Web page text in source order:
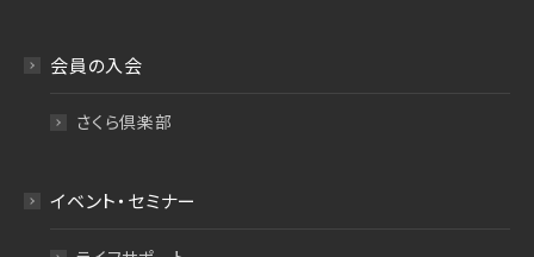
会員の入会
さくら倶楽部
イベント・セミナー